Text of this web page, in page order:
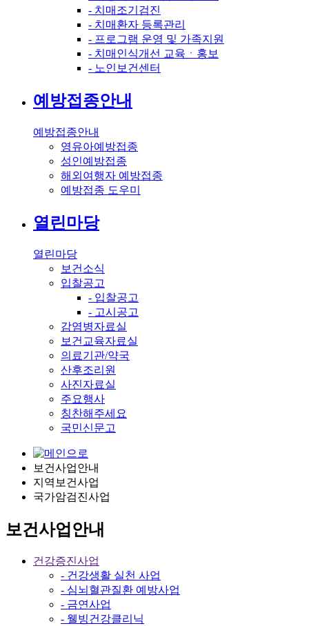
- 치매조기검진
- 치매환자 등록관리
- 프로그램 운영 및 가족지원
- 치매인식개선 교육ㆍ홍보
- 노인보건센터
예방접종안내
예방접종안내
영유아예방접종
성인예방접종
해외여행자 예방접종
예방접종 도우미
열린마당
열린마당
보건소식
입찰공고
- 입찰공고
- 고시공고
감염병자료실
보건교육자료실
의료기관/약국
산후조리원
사진자료실
주요행사
칭찬해주세요
국민신문고
보건사업안내
지역보건사업
국가암검진사업
보건사업안내
건강증진사업
- 건강생활 실천 사업
- 심뇌혈관질환 예방사업
- 금연사업
- 웰빙건강클리닉